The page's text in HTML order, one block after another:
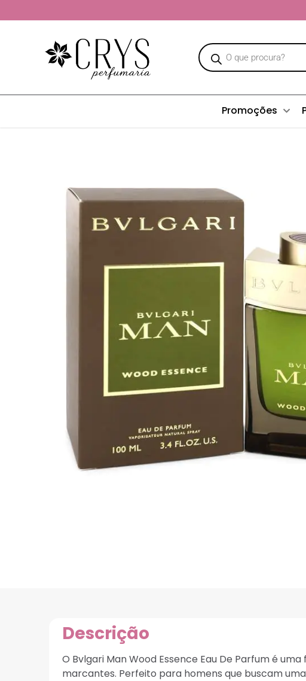
Promoções
Descrição
O Bvlgari Man Wood Essence Eau De Parfum é
marcantes. Perfeito para homens que buscam